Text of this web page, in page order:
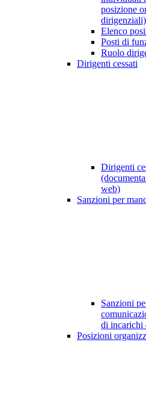
posizione
dirigenziali)
Elenco
Posti di
Ruolo
Dirigenti cessati
Dirigenti
web)
Sanzioni per
Sanzioni
di incarichi
Posizioni